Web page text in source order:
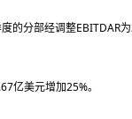
的分部经调整EBITDAR
亿美元增加25%。